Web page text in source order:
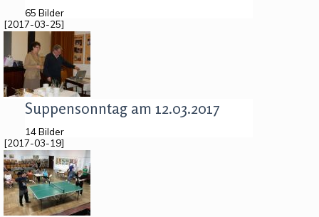
65 Bilder
[2017-03-25]
Suppensonntag am 12.03.2017
14 Bilder
[2017-03-19]